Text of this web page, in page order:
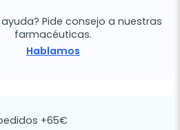
Pide consejo a nuestras
farmacéuticas.
Hablamos
+65€